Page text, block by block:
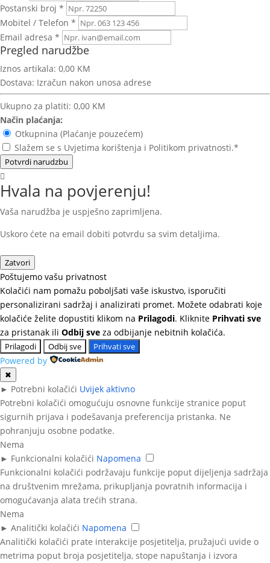
Postanski broj *
Mobitel / Telefon *
Email adresa *
Pregled narudžbe
Iznos artikala: 0,00 KM
Dostava: Izračun nakon unosa adrese
Ukupno za platiti: 0,00 KM
Način plaćanja:
Otkupnina (Plaćanje pouzećem)
Slažem se s Uvjetima korištenja i Politikom privatnosti.*
Potvrdi narudzbu
Hvala na povjerenju!
Vaša narudžba je uspješno zaprimljena.
Uskoro ćete na email dobiti potvrdu sa svim detaljima.
Zatvori
Poštujemo vašu privatnost
Kolačići nam pomažu poboljšati vaše iskustvo, isporučiti
personalizirani sadržaj i analizirati promet. Možete odabrati koje
kolačiće želite dopustiti klikom na Prilagodi. Kliknite Prihvati sve
za pristanak ili Odbij sve za odbijanje nebitnih kolačića.
Prilagodi Odbij sve Prihvati sve
Powered by
✖
► Potrebni kolačići Uvijek aktivno
Potrebni kolačići omogućuju osnovne funkcije stranice poput
sigurnih prijava i podešavanja preferencija pristanka. Ne
pohranjuju osobne podatke.
Nema
► Funkcionalni kolačići Napomena
Funkcionalni kolačići podržavaju funkcije poput dijeljenja sadržaja
na društvenim mrežama, prikupljanja povratnih informacija i
omogućavanja alata trećih strana.
Nema
► Analitički kolačići Napomena
Analitički kolačići prate interakcije posjetitelja, pružajući uvide o
metrima poput broja posjetitelja, stope napuštanja i izvora